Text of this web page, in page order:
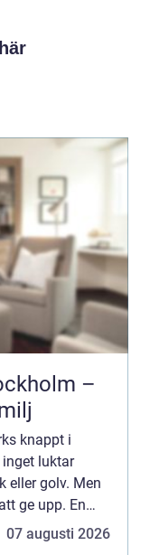
–
knappt i
luktar
eller golv. Men
ge upp. En
bild av
07 augusti 2026